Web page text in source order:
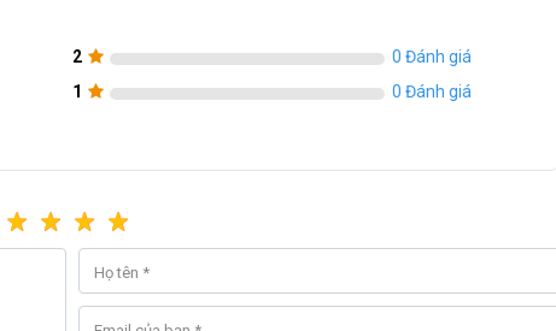
2
0 Đánh giá
1
0 Đánh giá